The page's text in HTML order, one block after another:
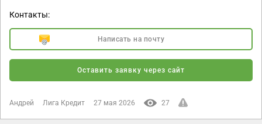
Контакты:
Написать на почту
Оставить заявку через сайт
Андрей Лига Кредит 27 мая 2026 27